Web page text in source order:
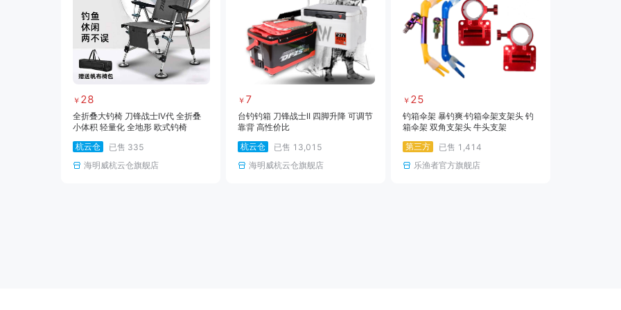
￥ 28
全折叠大钓椅 刀锋战士IV代 全折叠
小体积 轻量化 全地形 欧式钓椅
杭云仓
已售 335
海明威杭云仓旗舰店
￥ 7
台钓钓箱 刀锋战士II 四脚升降 可调节
靠背 高性价比
杭云仓
已售 13,015
海明威杭云仓旗舰店
￥ 25
钓箱伞架 暴钓爽·钓箱伞架支架头 钓
箱伞架 双角支架头 牛头支架
第三方
已售 1,414
乐渔者官方旗舰店